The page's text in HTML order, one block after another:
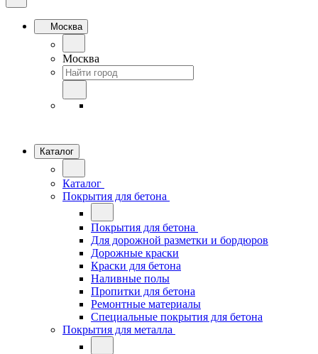
Москва
Москва
Каталог
Каталог
Покрытия для бетона
Покрытия для бетона
Для дорожной разметки и бордюров
Дорожные краски
Краски для бетона
Наливные полы
Пропитки для бетона
Ремонтные материалы
Специальные покрытия для бетона
Покрытия для металла